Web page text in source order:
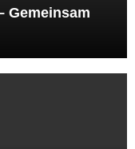
Gemeinsam